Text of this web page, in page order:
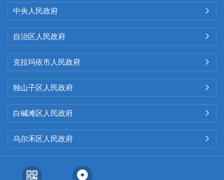
中央人民政府 
自治区人民政府 
克拉玛依市人民政府 
独山子区人民政府 
白碱滩区人民政府 
乌尔禾区人民政府 